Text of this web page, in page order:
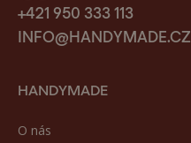
+421 950 333 113
INFO@HANDYMADE.CZ
HANDYMADE
O nás